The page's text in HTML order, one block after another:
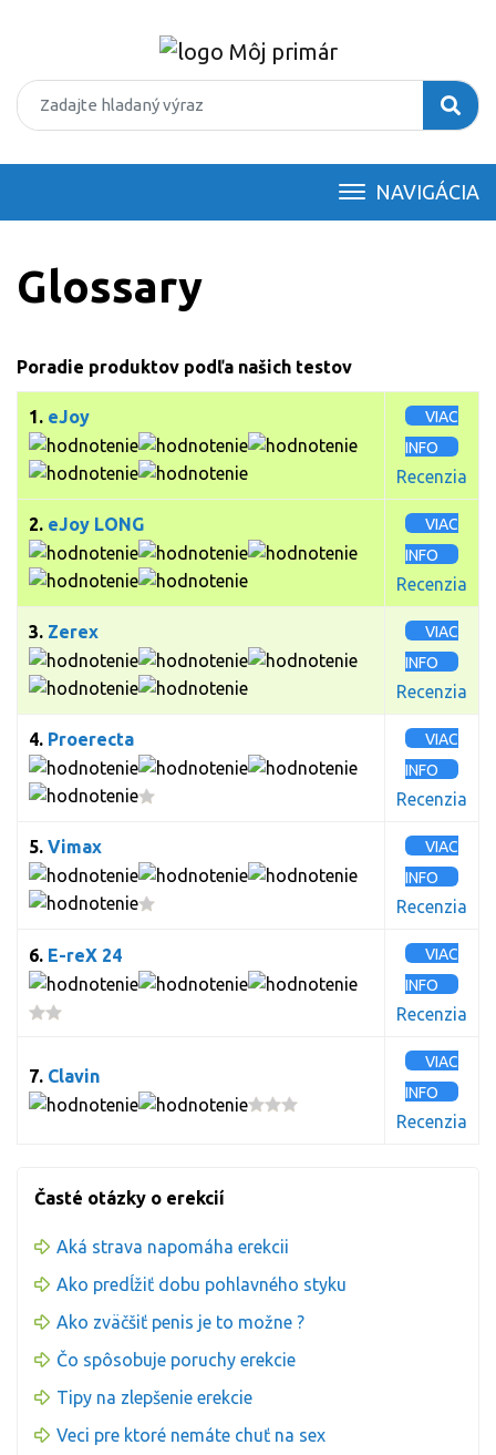
NAVIGÁCIA
Glossary
Poradie produktov podľa našich testov
1. eJoy
VIAC
INFO
Recenzia
2. eJoy LONG
VIAC
INFO
Recenzia
3. Zerex
VIAC
INFO
Recenzia
4. Proerecta
VIAC
INFO
Recenzia
5. Vimax
VIAC
INFO
Recenzia
6. E-reX 24
VIAC
INFO
Recenzia
7. Clavin
VIAC
INFO
Recenzia
Časté otázky o erekcií
Aká strava napomáha erekcii
Ako predĺžiť dobu pohlavného styku
Ako zväčšiť penis je to možne ?
Čo spôsobuje poruchy erekcie
Tipy na zlepšenie erekcie
Veci pre ktoré nemáte chuť na sex